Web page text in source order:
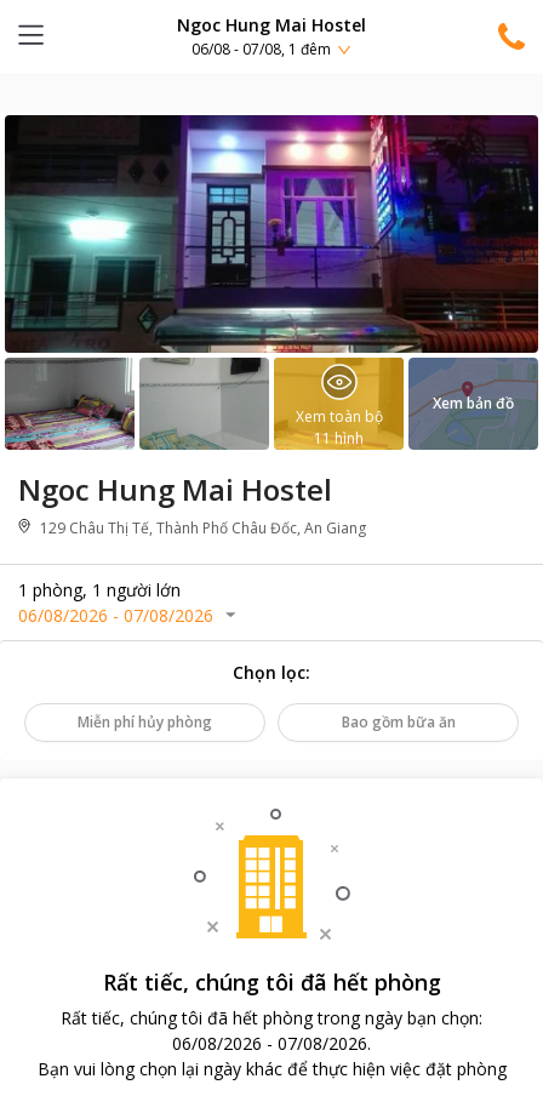
Ngoc Hung Mai Hostel
06/08 - 07/08, 1 đêm
Ngoc Hung Mai Hostel
129 Châu Thị Tế, Thành Phố Châu Đốc, An Giang
1 phòng, 1 người lớn
06/08/2026 - 07/08/2026
Xem toàn bộ
11hình
Xem bản đồ
Chọn lọc:
Miễn phí hủy phòng Bao gồm bữa ăn
Rất tiếc, chúng tôi đã hết phòng
Rất tiếc, chúng tôi đã hết phòng trong ngày bạn chọn:
06/08/2026 - 07/08/2026.
Bạn vui lòng chọn lại ngày khác để thực hiện việc đặt phòng